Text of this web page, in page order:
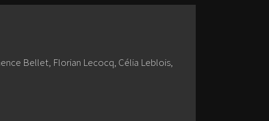
Bellet, Florian Lecocq, Célia Leblois,